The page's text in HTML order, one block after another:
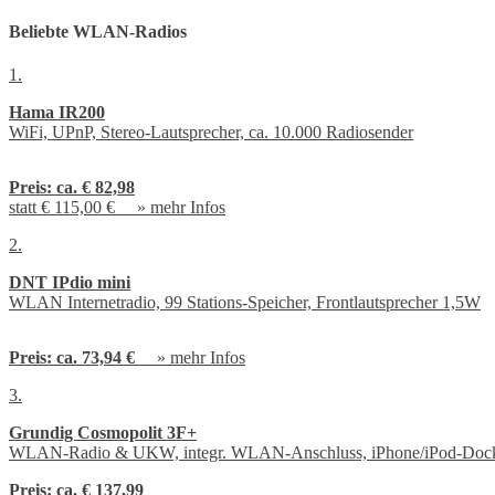
Beliebte WLAN-Radios
1.
Hama IR200
WiFi, UPnP, Stereo-Lautsprecher, ca. 10.000 Radiosender
Preis: ca. € 82,98
statt € 115,00 € » mehr Infos
2.
DNT IPdio mini
WLAN Internetradio, 99 Stations-Speicher, Frontlautsprecher 1,5W
Preis: ca. 73,94 € » mehr Infos
3.
Grundig Cosmopolit 3F+
WLAN-Radio & UKW, integr. WLAN-Anschluss, iPhone/iPod-
Preis: ca. € 137,99